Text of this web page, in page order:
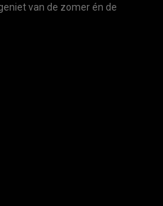
van de zomer én de